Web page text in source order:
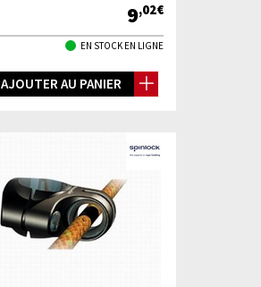
9,02€
EN STOCK EN LIGNE
AJOUTER AU PANIER